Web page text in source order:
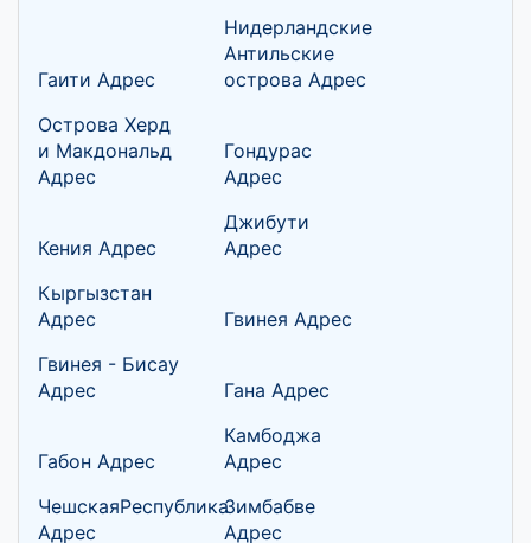
Гаити Адрес
Нидерландские
Антильские
острова Адрес
Острова Херд
и Макдональд
Адрес
Гондурас
Адрес
Кения Адрес
Джибути
Адрес
Кыргызстан
Адрес
Гвинея Адрес
Гвинея - Бисау
Адрес
Гана Адрес
Габон Адрес
Камбоджа
Адрес
ЧешскаяРеспублика
Адрес
Зимбабве
Адрес